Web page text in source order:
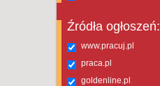
Źródła ogłoszeń:
www.pracuj.pl
praca.pl
goldenline.pl